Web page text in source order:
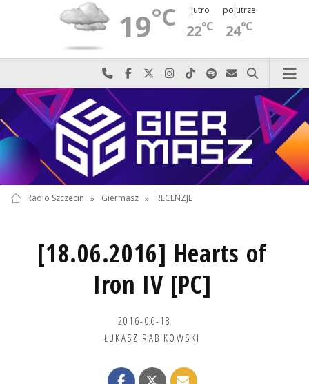
19°C jutro
22°C
pojutrze
24°C
Najlepiej po prostu do nas zadzwoń
Odwiedź nas na Facebook-u
Odwiedź nas na X
Odwiedź nas na Instagram-ie
Odwiedź nas na TikTok-u
Szukaj nas na Spotify
Wyślij do nas
Szukaj
Radio Szczecin » Giermasz » RECENZJE
[18.06.2016] Hearts of
Iron IV [PC]
2016-06-18
ŁUKASZ RABIKOWSKI